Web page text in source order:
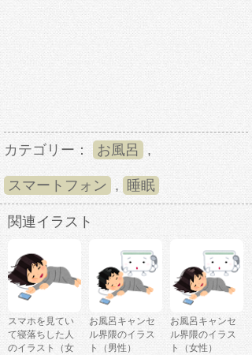
カテゴリー： お風呂 ,
スマートフォン , 睡眠
関連イラスト
スマホを見てい
て寝落ちした人
のイラスト（女
お風呂キャンセ
ル界隈のイラス
ト（男性）
お風呂キャンセ
ル界隈のイラス
ト（女性）